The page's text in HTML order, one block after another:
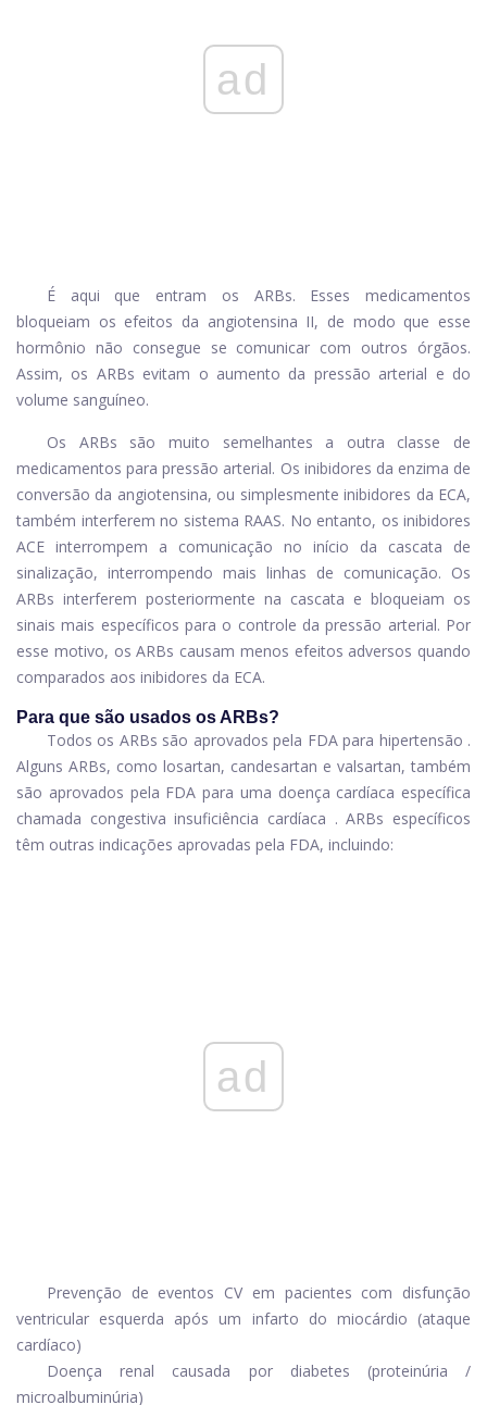
ad
É aqui que entram os ARBs. Esses medicamentos
bloqueiam os efeitos da angiotensina II, de modo que esse
hormônio não consegue se comunicar com outros órgãos.
Assim, os ARBs evitam o aumento da pressão arterial e do
volume sanguíneo.
Os ARBs são muito semelhantes a outra classe de
medicamentos para pressão arterial. Os inibidores da enzima de
conversão da angiotensina, ou simplesmente inibidores da ECA,
também interferem no sistema RAAS. No entanto, os inibidores
ACE interrompem a comunicação no início da cascata de
sinalização, interrompendo mais linhas de comunicação. Os
ARBs interferem posteriormente na cascata e bloqueiam os
sinais mais específicos para o controle da pressão arterial. Por
esse motivo, os ARBs causam menos efeitos adversos quando
comparados aos inibidores da ECA.
Para que são usados ​​os ARBs?
Todos os ARBs são aprovados pela FDA para hipertensão .
Alguns ARBs, como losartan, candesartan e valsartan, também
são aprovados pela FDA para uma doença cardíaca específica
chamada congestiva insuficiência cardíaca . ARBs específicos
têm outras indicações aprovadas pela FDA, incluindo:
ad
Prevenção de eventos CV em pacientes com disfunção
ventricular esquerda após um infarto do miocárdio (ataque
cardíaco)
Doença renal causada por
diabetes
(proteinúria /
microalbuminúria)